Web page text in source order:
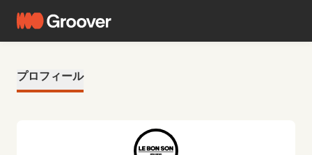
プロフィール